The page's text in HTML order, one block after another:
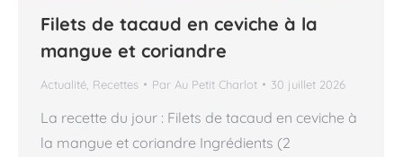
Filets de tacaud en ceviche à la
mangue et coriandre
Actualité Recettes Par Au Petit Charlot 30 juillet 2026
La recette du jour : Filets de tacaud en ceviche à
la mangue et coriandre Ingrédients (2